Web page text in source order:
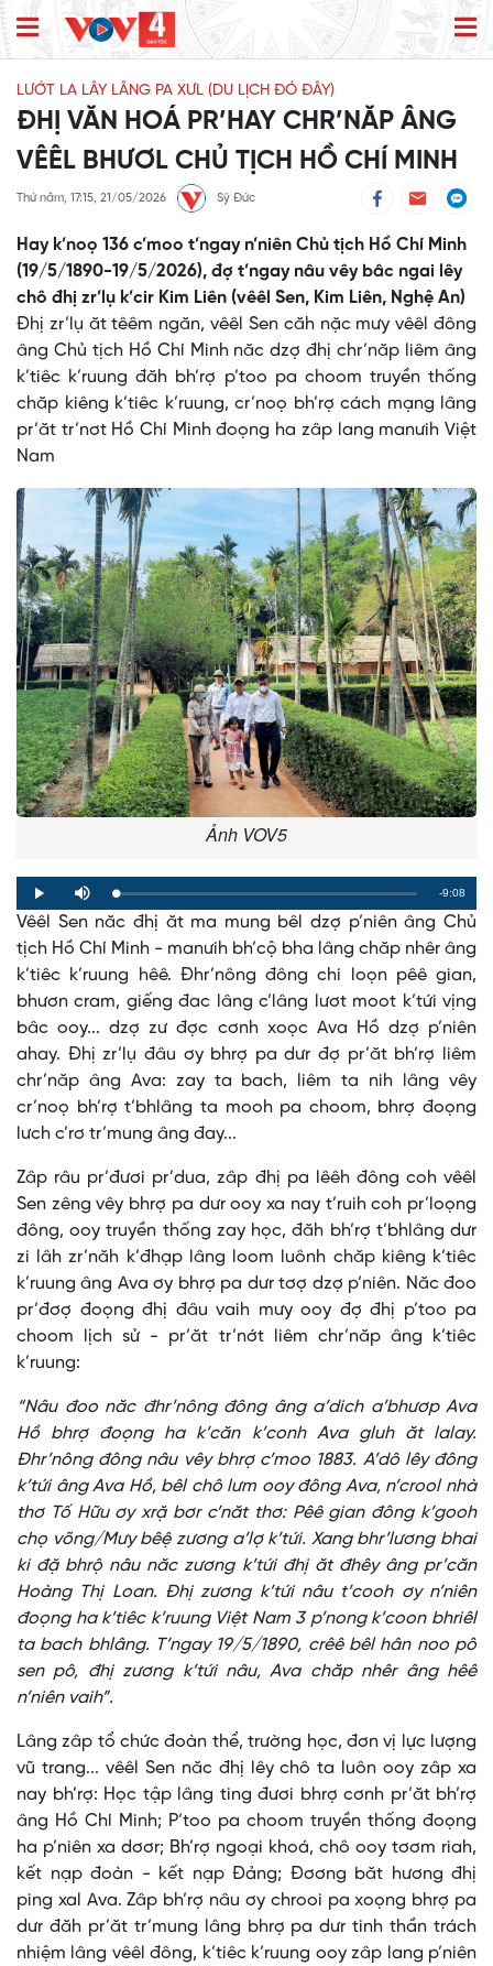
LƯỚT LA LÂY LÂNG PA XƯL (DU LỊCH ĐÓ ĐÂY)
ĐHỊ VĂN HOÁ PR’HAY CHR’NĂP ÂNG
VÊÊL BHƯƠL CHỦ TỊCH HỒ CHÍ MINH
Thứ năm, 17:15, 21/05/2026 Sỹ Đức
Hay k’noọ 136 c’moo t’ngay n’niên Chủ tịch Hồ Chí Minh
(19/5/1890-19/5/2026), đợ t’ngay nâu vêy bâc ngai lêy
chô đhị zr’lụ k’cir Kim Liên (vêêl Sen, Kim Liên, Nghệ An)
Đhị zr’lụ ăt têêm ngăn, vêêl Sen căh nặc mưy vêêl đông
âng Chủ tịch Hồ Chí Minh năc dzợ đhị chr’năp liêm âng
k’tiêc k’ruung đăh bh’rợ p’too pa choom truyền thống
chăp kiêng k’tiêc k’ruung, cr’noọ bh’rợ cách mạng lâng
pr’ăt tr’nơt Hồ Chí Minh đoọng ha zâp lang manưih Việt
Nam
Ảnh VOV5
Play Mute Loaded:
0%
Progress:
0%
Remaining
Time
-9:08
Vêêl Sen năc đhị ăt ma mung bêl dzợ p’niên âng Chủ
tịch Hồ Chí Minh - manưih bh’cộ bha lâng chăp nhêr âng
k’tiêc k’ruung hêê. Đhr’nông đông chi loọn pêê gian,
bhươn cram, giếng đac lâng c’lâng lươt moot k’tứi vịng
bâc ooy... dzợ zư đợc cơnh xoọc Ava Hồ dzợ p’niên
ahay. Đhị zr’lụ đâu ơy bhrợ pa dưr đợ pr’ăt bh’rợ liêm
chr’năp âng Ava: zay ta bach, liêm ta nih lâng vêy
cr’noọ bh’rợ t’bhlâng ta mooh pa choom, bhrợ đoọng
lưch c’rơ tr’mung âng đay...
Zâp râu pr’đươi pr’dua, zâp đhị pa lêêh đông coh vêêl
Sen zêng vêy bhrợ pa dưr ooy xa nay t’ruih coh pr’loọng
đông, ooy truyền thống zay học, đăh bh’rợ t’bhlâng dưr
zi lâh zr’năh k’đhạp lâng loom luônh chăp kiêng k’tiêc
k’ruung âng Ava ơy bhrợ pa dưr tơợ dzợ p’niên. Năc đoo
pr’đơợ đoọng đhị đâu vaih mưy ooy đợ đhị p’too pa
choom lịch sử - pr’ăt tr’nớt liêm chr’năp âng k’tiêc
k’ruung:
“Nâu đoo năc đhr’nông đông âng a’dich a’bhươp Ava
Hồ bhrợ đoọng ha k’căn k’conh Ava gluh ăt lalay.
Đhr’nông đông nâu vêy bhrợ c’moo 1883. A’dô lêy đông
k’tứi âng Ava Hồ, bêl chô lưm ooy đông Ava, n’crool nhà
thơ Tố Hữu ơy xrặ bơr c’năt thơ: Pêê gian đông k’gooh
chọ võng/Mưy bêệ zương a’lợ k’tứi. Xang bhr’lương bhai
ki đặ bhrộ nâu năc zương k’tứi đhị ăt đhêy âng pr’căn
Hoàng Thị Loan. Đhị zương k’tứi nâu t’cooh ơy n’niên
đoọng ha k’tiêc k’ruung Việt Nam 3 p’nong k’coon bhriêl
ta bach bhlâng. T’ngay 19/5/1890, crêê bêl hân noo pô
sen pô, đhị zương k’tứi nâu, Ava chăp nhêr âng hêê
n’niên vaih”.
Lâng zâp tổ chức đoàn thể, trường học, đơn vị lực lượng
vũ trang... vêêl Sen năc đhị lêy chô ta luôn ooy zâp xa
nay bh’rợ: Học tập lâng ting đươi bhrợ cơnh pr’ăt bh’rợ
âng Hồ Chí Minh; P’too pa choom truyền thống đoọng
ha p’niên xa dơơr; Bh’rợ ngoại khoá, chô ooy tơơm riah,
kết nạp đoàn - kết nạp Đảng; Đơơng băt hương đhị
ping xal Ava. Zâp bh’rợ nâu ơy chrooi pa xoọng bhrợ pa
dưr đăh pr’ăt tr’mung lâng bhrợ pa dưr tinh thần trách
nhiệm lâng vêêl đông, k’tiêc k’ruung ooy zâp lang p’niên